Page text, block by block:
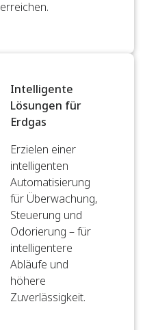
erreichen.
Intelligente
Lösungen für
Erdgas
Erzielen einer
intelligenten
Automatisierung
für Überwachung,
Steuerung und
Odorierung – für
intelligentere
Abläufe und
höhere
Zuverlässigkeit.